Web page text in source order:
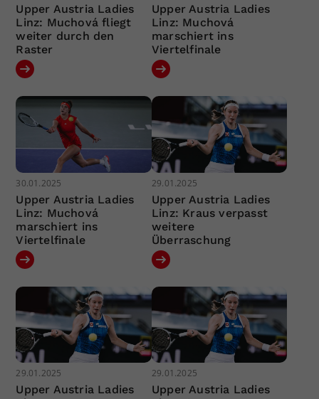
Upper Austria Ladies
Linz: Muchová fliegt
weiter durch den
Raster
Upper Austria Ladies
Linz: Muchová
marschiert ins
Viertelfinale
30.01.2025
Upper Austria Ladies
Linz: Muchová
marschiert ins
Viertelfinale
29.01.2025
Upper Austria Ladies
Linz: Kraus verpasst
weitere
Überraschung
29.01.2025
Upper Austria Ladies
29.01.2025
Upper Austria Ladies